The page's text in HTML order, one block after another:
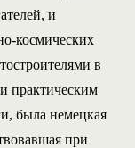
и
космических
в
практическим
была немецкая
при